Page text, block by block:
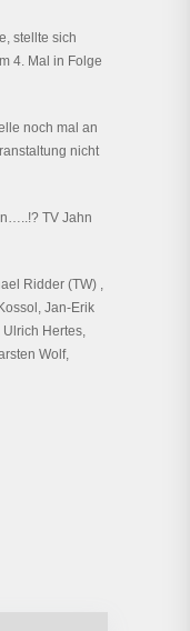
stellte sich
4. Mal in Folge
noch mal an
nicht
TV Jahn
Ridder (TW) ,
Jan-Erik
Ulrich Hertes,
Wolf,